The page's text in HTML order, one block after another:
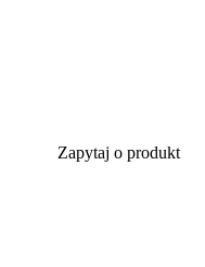
Zapytaj o produkt